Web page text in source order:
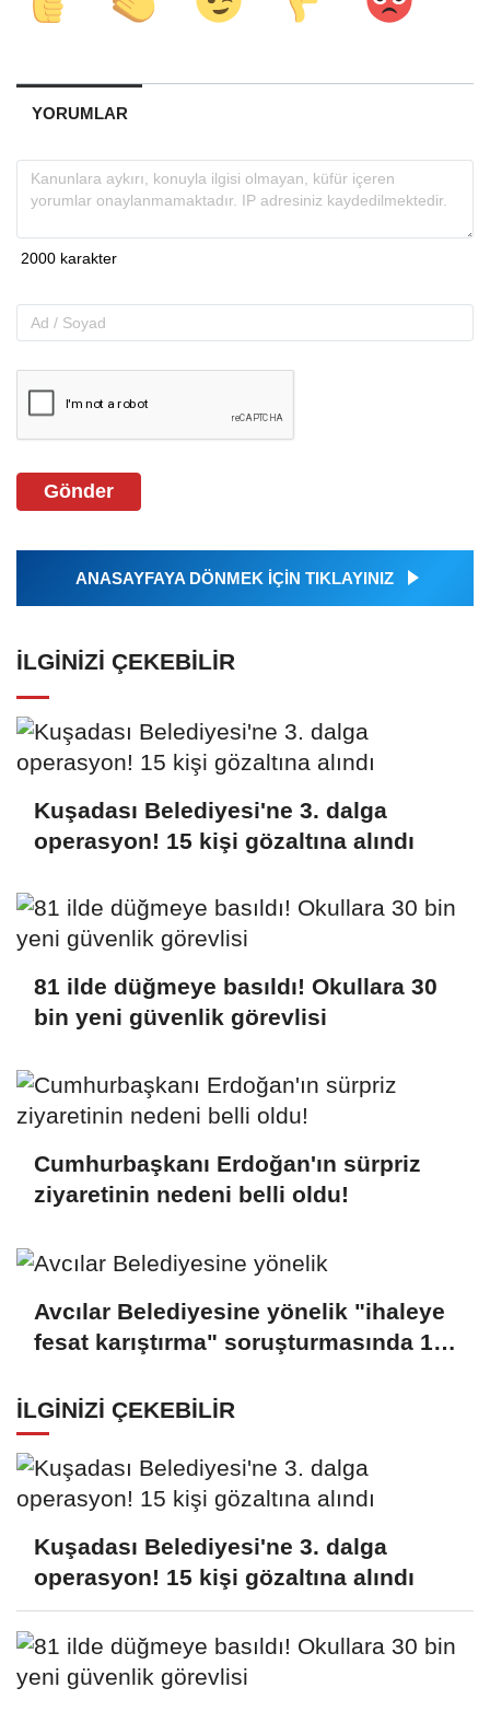
YORUMLAR
Gönder
ANASAYFAYA DÖNMEK İÇİN TIKLAYINIZ
İLGINIZI ÇEKEBILIR
Kuşadası Belediyesi'ne 3. dalga
operasyon! 15 kişi gözaltına alındı
81 ilde düğmeye basıldı! Okullara 30
bin yeni güvenlik görevlisi
Cumhurbaşkanı Erdoğan'ın sürpriz
ziyaretinin nedeni belli oldu!
Avcılar Belediyesine yönelik "ihaleye
fesat karıştırma" soruşturmasında 12
İLGINIZI ÇEKEBILIR
Kuşadası Belediyesi'ne 3. dalga
operasyon! 15 kişi gözaltına alındı